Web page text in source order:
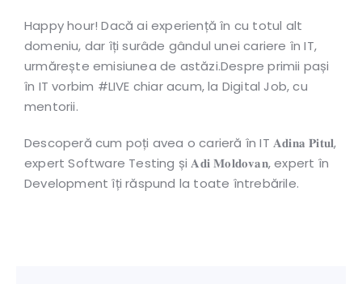
Happy hour! Dacă ai experiență în cu totul alt
domeniu, dar îți surâde gândul unei cariere în IT,
urmărește emisiunea de astăzi.Despre primii pași
în IT vorbim #LIVE chiar acum, la Digital Job, cu
mentorii.
Descoperă cum poți avea o carieră în IT 𝐀𝐝𝐢𝐧𝐚 𝐏𝐢𝐭𝐮𝐥,
expert Software Testing și 𝐀𝐝𝐢 𝐌𝐨𝐥𝐝𝐨𝐯𝐚𝐧, expert în
Development îți răspund la toate întrebările.